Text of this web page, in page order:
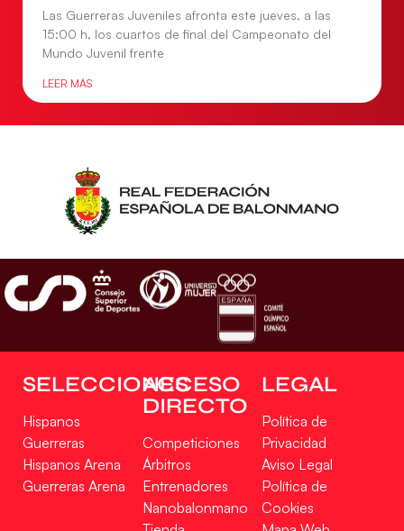
Las Guerreras Juveniles afronta este jueves, a las
15:00 h, los cuartos de final del Campeonato del
Mundo Juvenil frente
LEER MÁS
SELECCIONES
Hispanos
Guerreras
Hispanos Arena
Guerreras Arena
ACCESO
DIRECTO
Competiciones
Árbitros
Entrenadores
Nanobalonmano
LEGAL
Política de
Privacidad
Aviso Legal
Política de
Cookies